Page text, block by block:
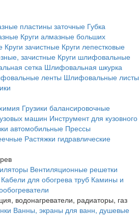
пластины заточные Губка
Круги алмазные больших
Круги зачистные Круги лепестковые
зачистные Круги шлифовальные
сетка Шлифовальная шкурка
ленты Шлифовальные листы
Грузики балансировочные
машин Инструмент для кузовного
автомобильные Прессы
Растяжки гидравлические
Вентиляционные решетки
Кабели для обогрева труб Камины и
водонагреватели, радиаторы, газ
Ванны, экраны для ванн, душевые